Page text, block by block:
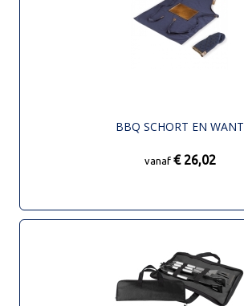
BBQ SCHORT EN WANT
vanaf € 26,02